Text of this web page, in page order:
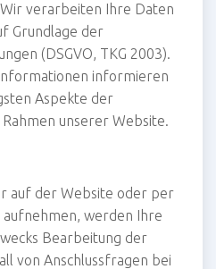
verarbeiten Ihre Daten
Grundlage der
(DSGVO, TKG 2003).
informieren
Aspekte der
unserer Website.
auf der Website oder per
aufnehmen, werden Ihre
Bearbeitung der
von Anschlussfragen bei